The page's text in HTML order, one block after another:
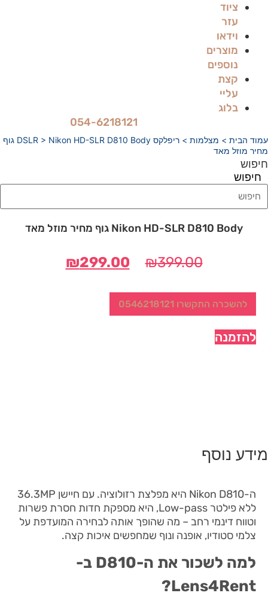
ציוד
עזר
וידאו
מוצרים
נוספים
קצת
עליי
בלוג
054-6218121
עמוד הבית > מצלמות > ריפלקס DSLR
> Nikon HD-SLR D810 Body גוף
מחיר מוזל מאד
חיפוש
חיפוש
Nikon HD-SLR D810 Body גוף מחיר מוזל מאד
₪399.00
המחיר
היה:
₪399.00.
₪299.00
להשכרה התקשרו 0546218121
להזמנה
מידע נוסף
ה-Nikon D810 היא מפלצת רזולוציה. עם חיישן 36.3MP
ללא פילטר Low-pass, היא מספקת חדות חסרת פשרות
וטווח דינמי רחב – מה שהופך אותה לבחירה המועדפת על
צלמי סטודיו, אופנה ונוף שמחפשים איכות קצה.
למה לשכור את ה-D810 ב-
Lens4Rent?